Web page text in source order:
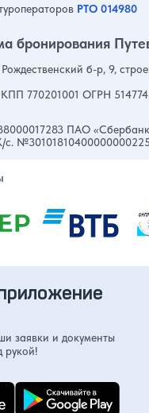
РТО 014980
бронирования
б-р, 9,
770201001 ОГРН
ПАО
с.
заявки и документы
рукой!